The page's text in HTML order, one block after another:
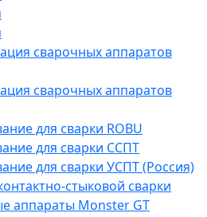
сварочных аппаратов
сварочных аппаратов
для сварки ROBU
для сварки ССПТ
для сварки УСПТ (Россия)
стыковой сварки
аппараты Monster GT